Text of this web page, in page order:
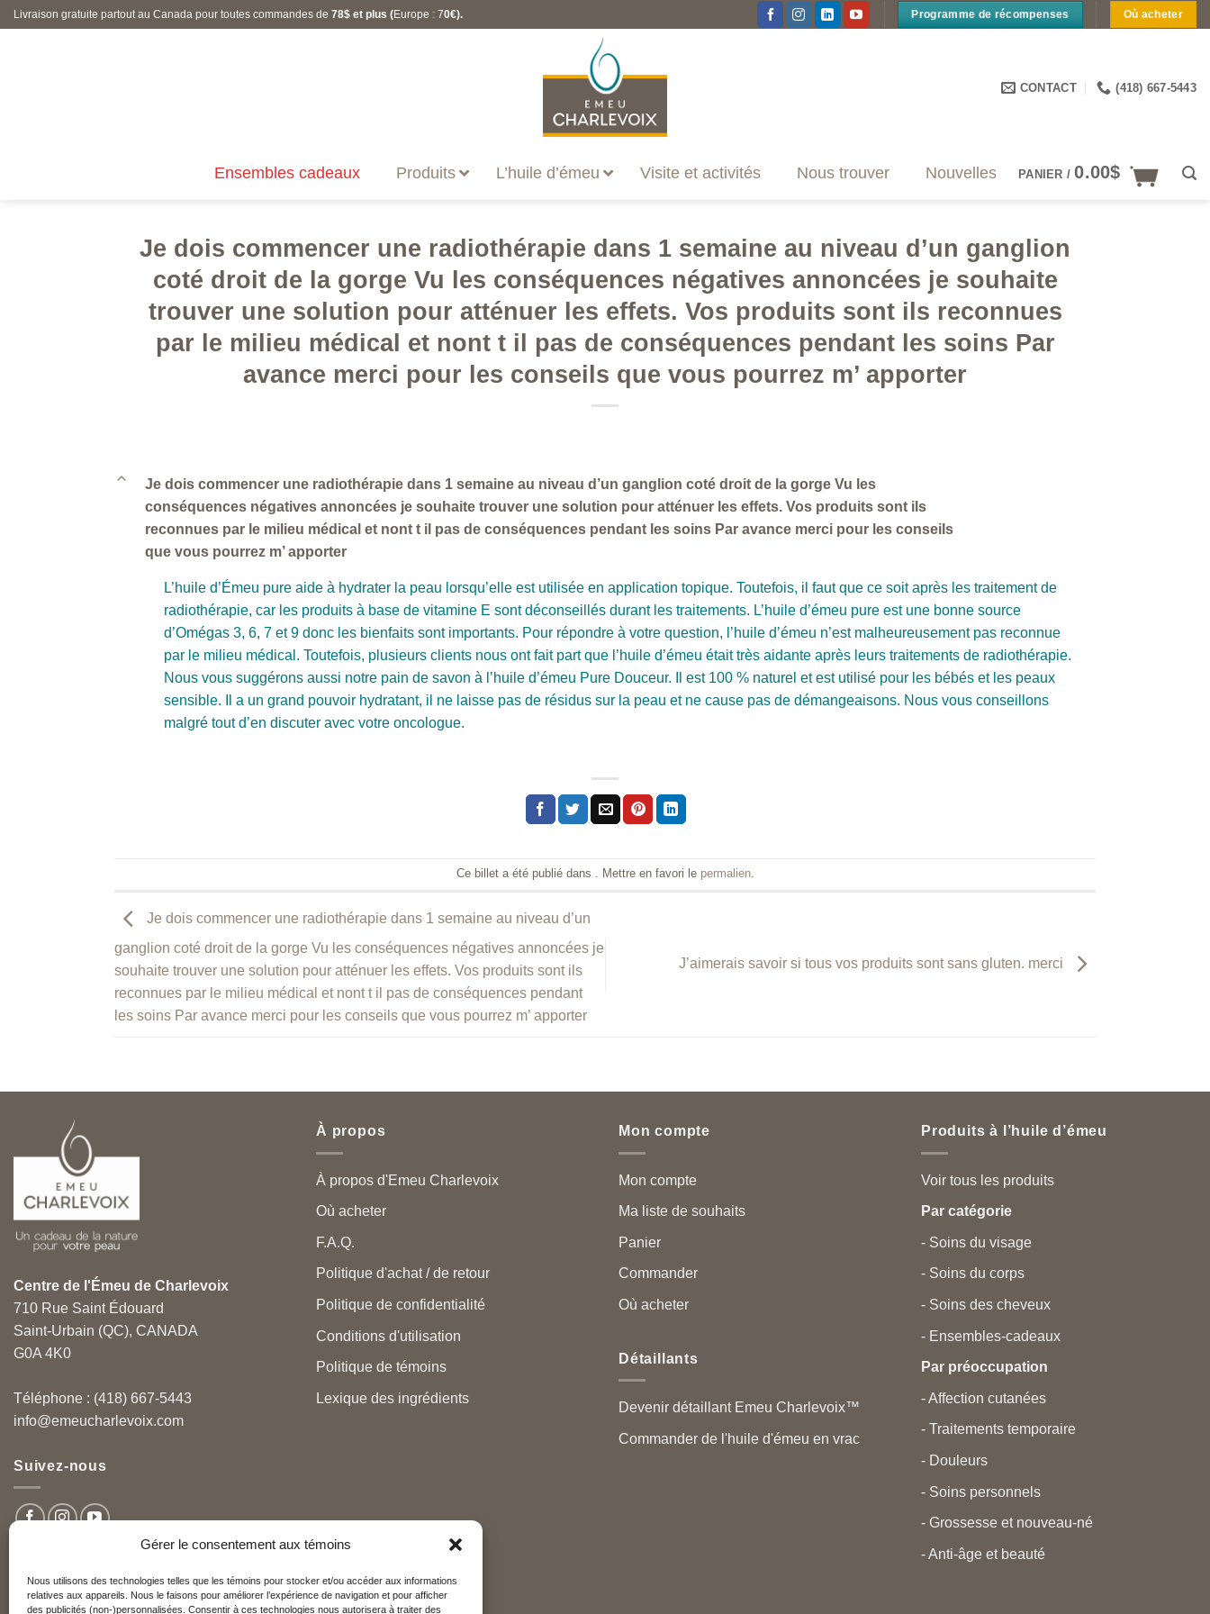
Gérer le consentement aux témoins
Nous utilisons des technologies telles que les témoins pour stocker et/ou accéder aux informations
relatives aux appareils. Nous le faisons pour améliorer l’expérience de navigation et pour afficher
des publicités (non-)personnalisées. Consentir à ces technologies nous autorisera à traiter des
Skip
to
Livraison gratuite partout au Canada pour toutes commandes de 78$ et plus (Europe : 70€). Programme de récompenses Où acheter
CONTACT (418) 667-5443
Ensembles cadeaux Produits L’huile d’émeu Visite et activités Nous trouver Nouvelles PANIER /0.00$
Je dois commencer une radiothérapie dans 1 semaine au niveau d’un ganglion
coté droit de la gorge Vu les conséquences négatives annoncées je souhaite
trouver une solution pour atténuer les effets. Vos produits sont ils reconnues
par le milieu médical et nont t il pas de conséquences pendant les soins Par
avance merci pour les conseils que vous pourrez m’ apporter
B
Je dois commencer une radiothérapie dans 1 semaine au niveau d’un ganglion coté droit de la gorge Vu les
conséquences négatives annoncées je souhaite trouver une solution pour atténuer les effets. Vos produits sont ils
reconnues par le milieu médical et nont t il pas de conséquences pendant les soins Par avance merci pour les conseils
que vous pourrez m’ apporter
L’huile d’Émeu pure aide à hydrater la peau lorsqu’elle est utilisée en application topique. Toutefois, il faut que ce soit après les traitement de
radiothérapie, car les produits à base de vitamine E sont déconseillés durant les traitements. L’huile d’émeu pure est une bonne source
d’Omégas 3, 6, 7 et 9 donc les bienfaits sont importants. Pour répondre à votre question, l’huile d’émeu n’est malheureusement pas reconnue
par le milieu médical. Toutefois, plusieurs clients nous ont fait part que l’huile d’émeu était très aidante après leurs traitements de radiothérapie.
Nous vous suggérons aussi notre pain de savon à l’huile d’émeu Pure Douceur. Il est 100 % naturel et est utilisé pour les bébés et les peaux
sensible. Il a un grand pouvoir hydratant, il ne laisse pas de résidus sur la peau et ne cause pas de démangeaisons. Nous vous conseillons
malgré tout d’en discuter avec votre oncologue.
Ce billet a été publié dans . Mettre en favori le permalien.
Je dois commencer une radiothérapie dans 1 semaine au niveau d’un
ganglion coté droit de la gorge Vu les conséquences négatives annoncées je
souhaite trouver une solution pour atténuer les effets. Vos produits sont ils
reconnues par le milieu médical et nont t il pas de conséquences pendant
les soins Par avance merci pour les conseils que vous pourrez m’ apporter
J’aimerais savoir si tous vos produits sont sans gluten. merci
Centre de l'Émeu de Charlevoix
710 Rue Saint Édouard
Saint-Urbain (QC), CANADA
G0A 4K0
Téléphone : (418) 667-5443
info@emeucharlevoix.com
Suivez-nous
À propos
À propos d'Emeu Charlevoix
Où acheter
F.A.Q.
Politique d'achat / de retour
Politique de confidentialité
Conditions d'utilisation
Politique de témoins
Lexique des ingrédients
Mon compte
Mon compte
Ma liste de souhaits
Panier
Commander
Où acheter
Détaillants
Devenir détaillant Emeu Charlevoix™
Commander de l'huile d'émeu en vrac
Produits à l’huile d’émeu
Voir tous les produits
Par catégorie
- Soins du visage
- Soins du corps
- Soins des cheveux
- Ensembles-cadeaux
Par préoccupation
- Affection cutanées
- Traitements temporaire
- Douleurs
- Soins personnels
- Grossesse et nouveau-né
- Anti-âge et beauté
Nos partenaires